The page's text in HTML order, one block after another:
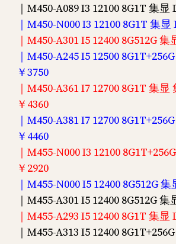
｜M450-A089 I3 12100 8G1T 集显
｜M450-N000 I3 12100 8G1T 集显
｜M450-A301 I5 12400 8G512G
｜M450-A245 I5 12500
￥3750
｜M450-A361 I7 12700 8G1T 集显
￥4360
｜M450-A381 I7 12700
￥4460
｜M455-N000 I3 12100
￥2920
｜M455-N000 I5 12400 8G512G
｜M455-A301 I5 12400 8G512G
｜M455-A293 I5 12400 8G1T 集显
｜M455-A313 I5 12400